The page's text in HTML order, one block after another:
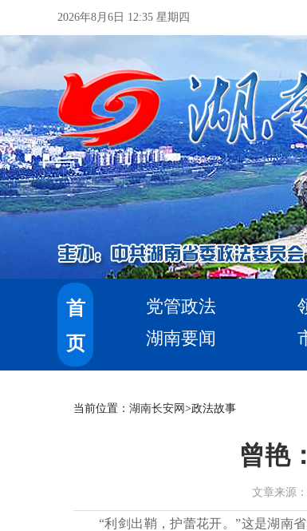
2026年8月6日 12:35 星期四
首
页
党管政法
湖南要闻
当前位置： 湖南长安网 >政法故事
曾艳
文章来源：
“利剑出鞘，护蕾花开。”这是湖南